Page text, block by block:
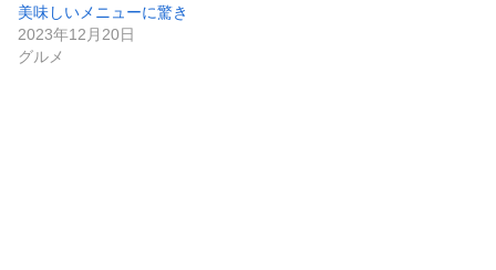
美味しいメニューに驚き
2023年12月20日
グルメ